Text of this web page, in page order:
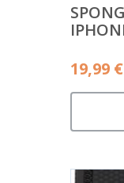
19,99 €